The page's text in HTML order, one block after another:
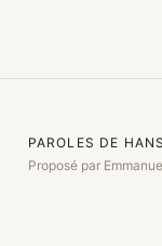
PAROLES DE
Proposé par